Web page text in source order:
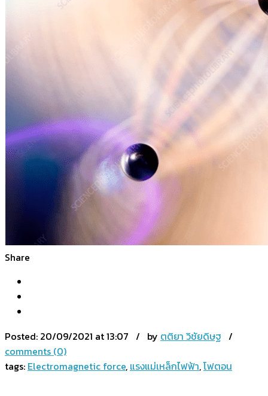
Share
Posted: 20/09/2021 at 13:07 / by ตติยา วิชัยดิษฐ /
comments (0)
tags: Electromagnetic force, แรงแม่เหล็กไฟฟ้า,โฟตอน